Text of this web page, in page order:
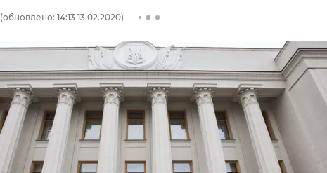
(обновлено: 14:13 13.02.2020)